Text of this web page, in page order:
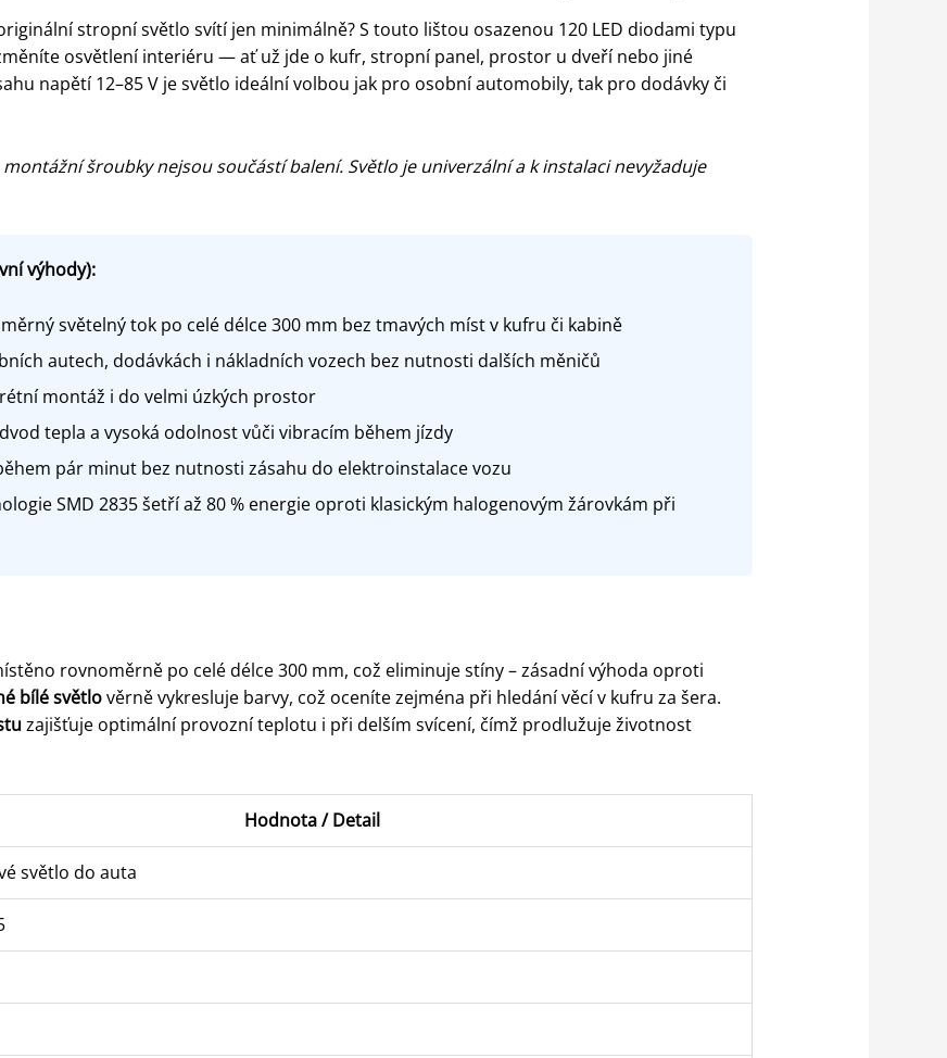
stropní světlo svítí jen minimálně? S touto lištou osazenou 120 LED diodami typu
osvětlení interiéru — ať už jde o kufr, stropní panel, prostor u dveří nebo jiné
napětí 12–85 V je světlo ideální volbou jak pro osobní automobily, tak pro dodávky či
šroubky nejsou součástí balení. Světlo je univerzální a k instalaci nevyžaduje
výhody):
světelný tok po celé délce 300 mm bez tmavých míst v kufru či kabině
autech, dodávkách i nákladních vozech bez nutnosti dalších měničů
montáž i do velmi úzkých prostor
tepla a vysoká odolnost vůči vibracím během jízdy
pár minut bez nutnosti zásahu do elektroinstalace vozu
SMD 2835 šetří až 80 % energie oproti klasickým halogenovým žárovkám při
rovnoměrně po celé délce 300 mm, což eliminuje stíny – zásadní výhoda oproti
bílé světlověrně vykresluje barvy, což oceníte zejména při hledání věcí v kufru za šera.
zajišťuje optimální provozní teplotu i při delším svícení, čímž prodlužuje životnost
Hodnota / Detail
světlo do auta